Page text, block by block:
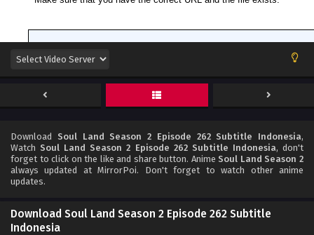
Download Soul Land Season 2 Episode 262 Subtitle Indonesia,
Watch Soul Land Season 2 Episode 262 Subtitle Indonesia, don't
forget to click on the like and share button. Anime Soul Land Season 2
always updated at MirrorPoi. Don't forget to watch other anime
updates.
Download Soul Land Season 2 Episode 262 Subtitle
Indonesia